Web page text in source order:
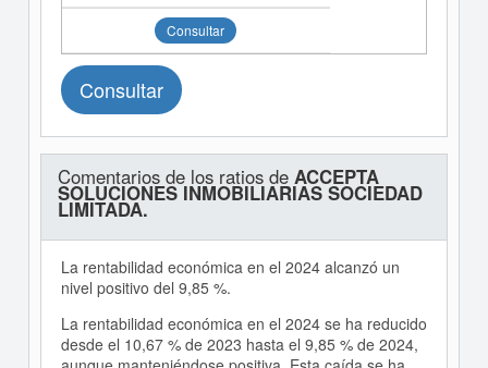
Consultar
Consultar
Comentarios de los ratios de ACCEPTA
SOLUCIONES INMOBILIARIAS SOCIEDAD
LIMITADA.
La rentabilidad económica en el 2024 alcanzó un
nivel positivo del 9,85 %.
La rentabilidad económica en el 2024 se ha reducido
desde el 10,67 % de 2023 hasta el 9,85 % de 2024,